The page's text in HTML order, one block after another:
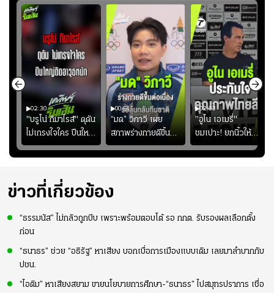
02:30
"บรูโน่ กิมาไรส์" ดุดัน
ไม่เกรงใจใคร ปืนใหญ่
เสิรมอาวุธหนัก
00:51
“มด” วิภาวี เผย
สภาพร่างกายดีขึ้น
อย่างต่อเนื่อง พร้อม
พยายามลงสนามให้
ความมั่นใจ
02:33
"อูไน เอเมรี่"
ชมเปาะ! ยกนิ้วให้
แท็กติกบีจี แฮปปี้
สุดๆ กับการเยือนไทย
ข่าวที่เกี่ยวข้อง
“ธรรมนัส” ไม่กลัวถูกบีบ เพราะพร้อมตอบโต้ รอ กกต. รับรองผลเลือกตั้ง
ก่อน
“ธนาธร” ช่วย “อธิรัฐ” หาเสียง บอกเบื่อการเมืองแบบเดิม เลยมาลำบากกับ
ปชน.
“ไอติม” หาเสียงสยาม ขายนโยบายการศึกษา-“ธนาธร” ไปสมุทรปราการ เชื่อ